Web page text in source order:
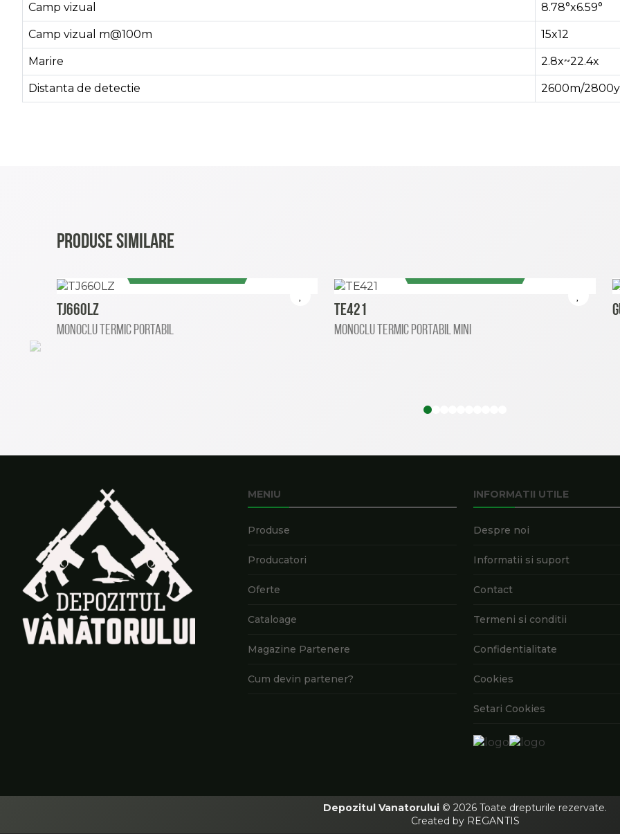
Camp vizual 8.78°x6.59°
Camp vizual m@100m 15x12
Marire 2.8x~22.4x
Distanta de detectie 2600m/
PRODUSE SIMILARE
TJ660LZ
Monoclu termic portabil
TE421
Monoclu termic portabil mini
MENIU
Produse
Producatori
Oferte
Cataloage
Magazine Partenere
Cum devin partener?
INFORMATII UTILE
Despre noi
Informatii si suport
Contact
Termeni si conditii
Confidentialitate
Cookies
Setari Cookies
Depozitul Vanatorului © 2026 Toate drepturile rezervate.
Created by REGANTIS